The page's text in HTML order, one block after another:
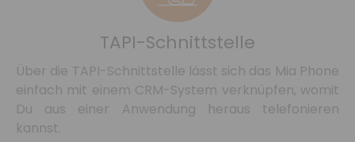
TAPI-Schnittstelle
Über die TAPI-Schnittstelle lässt sich das Mia Phone
einfach mit einem CRM-System verknüpfen, womit
Du aus einer Anwendung heraus telefonieren
kannst.